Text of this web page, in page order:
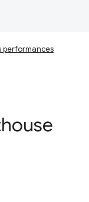
performances